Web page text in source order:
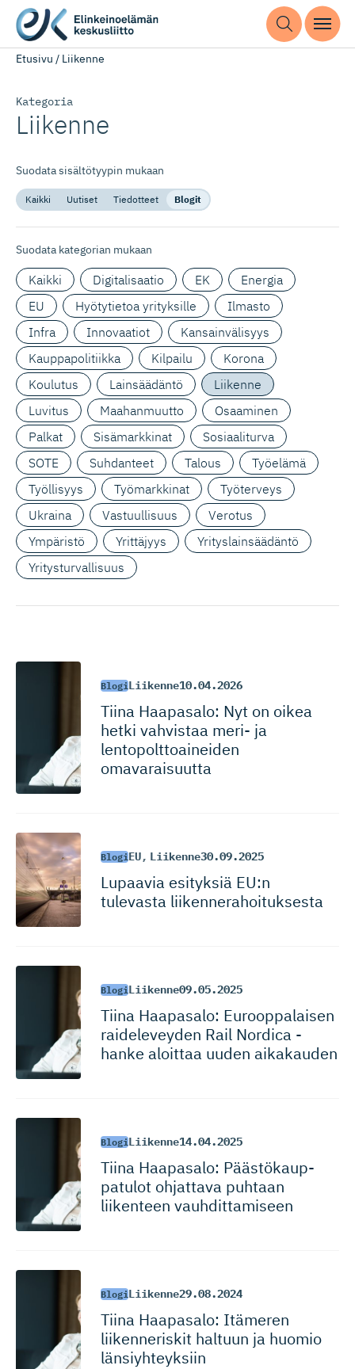
Etusivu / Liikenne
Kategoria
Liikenne
Suodata sisältötyypin mukaan
Kaikki Uutiset Tiedotteet Blogit
Suodata kategorian mukaan
Kaikki Digitalisaatio EK
Energia
EU
Hyötytietoa yrityksille
Ilmasto
Infra
Innovaatiot
Kansainvälisyys
Kauppapolitiikka
Kilpailu
Korona
Koulutus
Lainsäädäntö
Liikenne
Luvitus
Maahanmuutto
Osaaminen
Palkat
Sisämarkkinat
Sosiaaliturva
SOTE
Suhdanteet Talous
Työelämä
Työllisyys
Työmarkkinat
Työterveys
Ukraina
Vastuullisuus
Verotus
Ympäristö
Yrittäjyys
Yrityslainsäädäntö
Yritysturvallisuus
BlogiLiikenne10.04.2026
Tiina Haapasalo: Nyt on oikea
hetki vahvistaa meri- ja
lentopolt­toai­neiden
omavaraisuutta
BlogiEU, Liikenne30.09.2025
Lupaavia esityksiä EU:n
tulevasta liikennera­hoi­tuksesta
BlogiLiikenne09.05.2025
Tiina Haapasalo: Eurooppalaisen
raideleveyden Rail Nordica -
hanke aloittaa uuden aikakauden
BlogiLiikenne14.04.2025
Tiina Haapasalo: Päästökaup­
patulot ohjattava puhtaan
liikenteen vauhdittamiseen
BlogiLiikenne29.08.2024
Tiina Haapasalo: Itämeren
liikenneriskit haltuun ja huomio
länsiyhteyksiin